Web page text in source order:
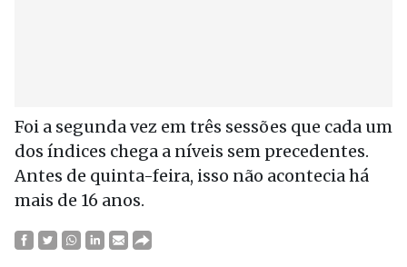
Foi a segunda vez em três sessões que cada um
dos índices chega a níveis sem precedentes.
Antes de quinta-feira, isso não acontecia há
mais de 16 anos.